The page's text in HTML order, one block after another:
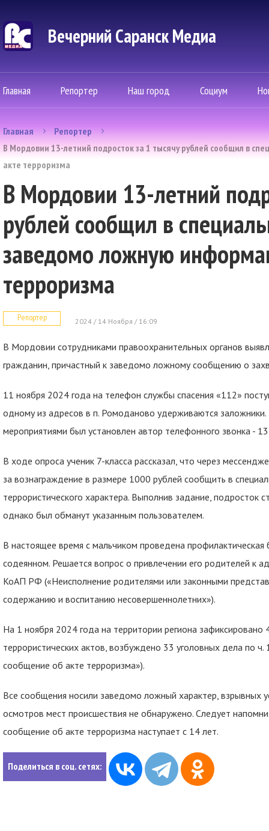
Вечерний Саранск Mедиа
Главная Репортер Наш город Социум
Главная
Репортер
В Мордовии 13-летний подросток за 1 тысячу рублей сообщил в
акте терроризма
В Мордовии 13-летний
рублей сообщил в
заведомо ложную
терроризма
Репортер 2024 / 14 Ноября / 16:09
В Мордовии сотрудниками правоохранительных органов
гражданин, причастный к заведомо ложному сообщению о
11 ноября 2024 года на телефон службы спасения «112»
одному из адресов в п. Ромоданово удерживаются
мероприятиями был установлен автор телефонного звонка -
В ходе опроса ученик 7-класса рассказал, что через
за вознаграждение в размере 1000 рублей сообщить в
террористического характера. Выполнив задание, подросток
однако был обманут указанным пользователем.
В настоящее время с мальчиком проведена профилактическая
содеянном. Решается вопрос о привлечении его родителей к
КоАП РФ («Неисполнение родителями или законными
содержанию и воспитанию несовершеннолетних»).
На 1 ноября 2024 года на территории региона
террористических актов, возбуждено 33 уголовных дела по
сообщение об акте терроризма»).
Все сообщения носили заведомо ложный характер, взрывных
осмотров мест происшествия не обнаружено. Следует
сообщение об акте терроризма наступает с 14 лет.
Поделиться в соц. сетях: